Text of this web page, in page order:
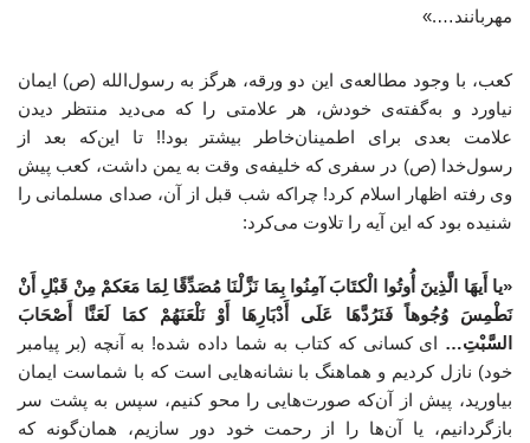
مهربانند….»
کعب، با وجود مطالعه‌ی این دو ورقه، هرگز به رسول‌الله (ص) ایمان
نیاورد و به‌گفته‌ی خودش، هر علامتی را که می‌دید منتظر دیدن
علامت بعدی برای اطمینان‌خاطر بیشتر بود!! تا این‌که بعد از
رسول‌خدا (ص) در سفری که خلیفه‌ی وقت به یمن داشت، کعب پیش
وی رفته اظهار اسلام کرد! چراکه شب قبل از آن، صدای مسلمانی را
شنیده بود که این آیه را تلاوت می‌کرد:
«یا أَیهَا الَّذِینَ أُوتُوا الْکتَابَ آمِنُوا بِمَا نَزَّلْنَا مُصَدِّقًا لِمَا مَعَکمْ مِنْ قَبْلِ أَنْ
نَطْمِسَ وُجُوهاً فَنَرُدَّهَا عَلَی أَدْبَارِهَا أَوْ نَلْعَنَهُمْ کمَا لَعَنَّا أَصْحَابَ
السَّبْتِ… ای کسانی که کتاب به شما داده شده! به آنچه (بر پیامبر
خود) نازل کردیم و هماهنگ با نشانه‌هایی است که با شماست ایمان
بیاورید، پیش از آن‌که صورت‌هایی را محو کنیم، سپس به پشت سر
بازگردانیم، یا آن‌ها را از رحمت خود دور سازیم، همان‌گونه که